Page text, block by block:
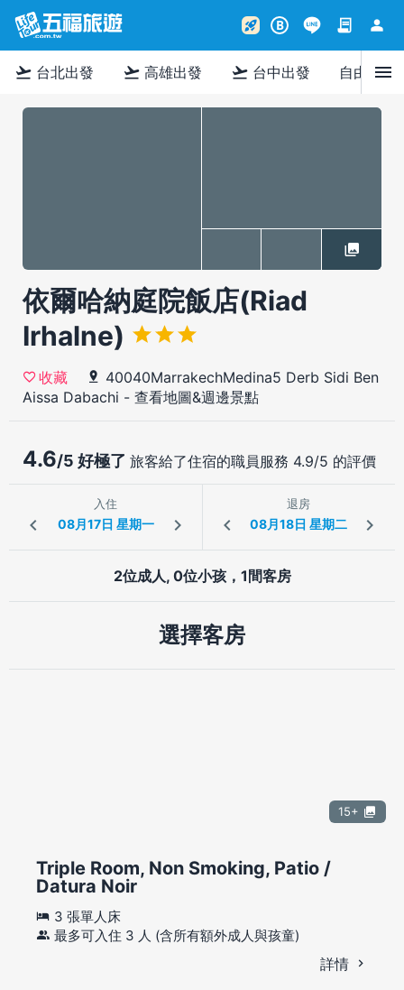
rocket_launch B contract person
flight_takeoff 台北出發 flight_takeoff 高雄出發 flight_takeoff 台中出發 自由行menu
依爾哈納庭院飯店(Riad
Irhalne)
收藏
40040MarrakechMedina5 Derb Sidi Ben
Aissa Dabachi - 查看地圖&週邊景點
4.6/5 好極了 旅客給了住宿的職員服務 4.9/5 的評價
入住 退房
2位成人, 0位小孩，1間客房
選擇客房
15+
Triple Room, Non Smoking, Patio /
Datura Noir
3 張單人床
最多可入住 3 人 (含所有額外成人與孩童)
詳情